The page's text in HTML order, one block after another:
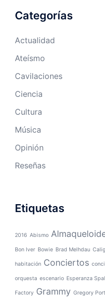
Categorías
Actualidad
Ateísmo
Cavilaciones
Ciencia
Cultura
Música
Opinión
Reseñas
Etiquetas
2016 Abismo
Bon Iver Bowie Brad Melhdau
habitación Conciertos
orquesta escenario Esperanza
Factory Grammy Gregory